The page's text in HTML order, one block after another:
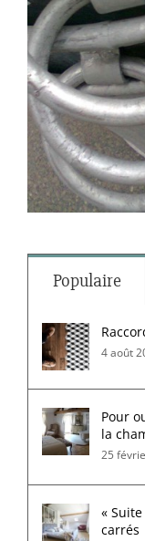
Populaire
4 août
Pour
la
25
«
carrés